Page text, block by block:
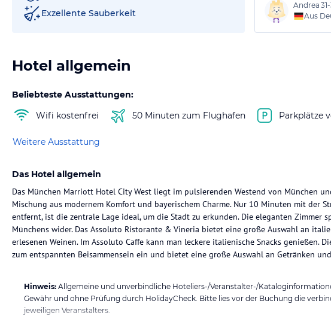
Exzellente Sauberkeit
Andrea
Aus
Hotel allgemein
Beliebteste Ausstattungen:
Wifi kostenfrei
50 Minuten zum Flughafen Parkplätze
Weitere Ausstattung
Das Hotel allgemein
Das München Marriott Hotel City West liegt im pulsierenden Westend von München
Mischung aus modernem Komfort und bayerischem Charme. Nur 10 Minuten mit der
entfernt, ist die zentrale Lage ideal, um die Stadt zu erkunden. Die eleganten Zimmer
Münchens wider. Das Assoluto Ristorante & Vineria bietet eine große Auswahl an
erlesenen Weinen. Im Assoluto Caffe kann man leckere italienische Snacks genießen.
zum entspannten Beisammensein ein und bietet eine große Auswahl an Getränken
Hinweis: Allgemeine und unverbindliche Hoteliers-/Veranstalter-/
Gewähr und ohne Prüfung durch HolidayCheck. Bitte lies vor der Buchung die
jeweiligen Veranstalters.